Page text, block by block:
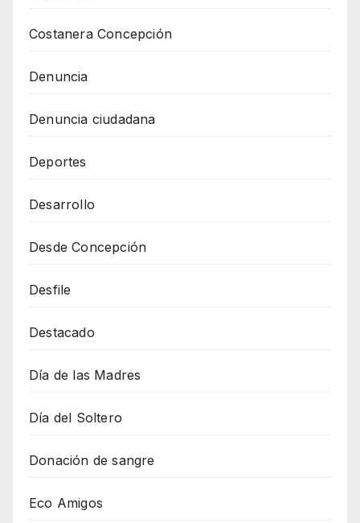
Costanera Concepción
Denuncia
Denuncia ciudadana
Deportes
Desarrollo
Desde Concepción
Desfile
Destacado
Día de las Madres
Día del Soltero
Donación de sangre
Eco Amigos